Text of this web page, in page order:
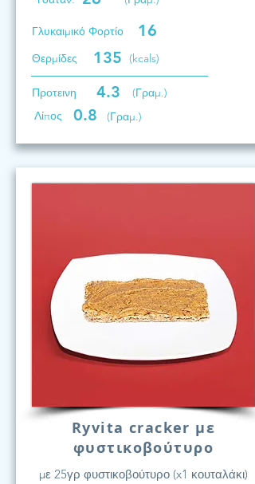
Γλυκαιμικό Φορτίο 16
Θερμίδες 135 (kcals)
Προτεινη 4.3
(Γραμ.)
Λίπος
0.8 (Γραμ.)
Ryvita cracker με
φυστικοβούτυρο
με 25γρ φυστικοβούτυρο (x1 κουταλάκι)